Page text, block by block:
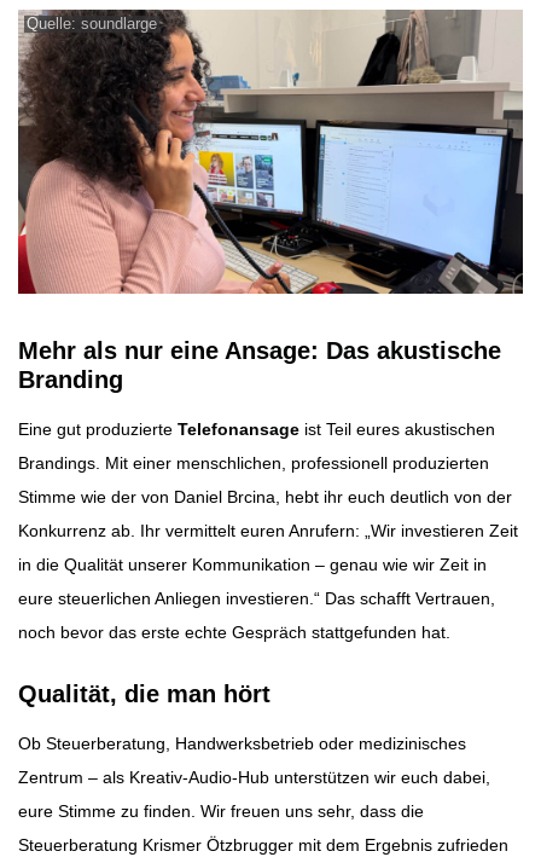
Quelle: soundlarge
Mehr als nur eine Ansage: Das akustische
Branding
Eine gut produzierte Telefonansage ist Teil eures akustischen
Brandings. Mit einer menschlichen, professionell produzierten
Stimme wie der von Daniel Brcina, hebt ihr euch deutlich von der
Konkurrenz ab. Ihr vermittelt euren Anrufern: „Wir investieren Zeit
in die Qualität unserer Kommunikation – genau wie wir Zeit in
eure steuerlichen Anliegen investieren.“ Das schafft Vertrauen,
noch bevor das erste echte Gespräch stattgefunden hat.
Qualität, die man hört
Ob Steuerberatung, Handwerksbetrieb oder medizinisches
Zentrum – als Kreativ-Audio-Hub unterstützen wir euch dabei,
eure Stimme zu finden. Wir freuen uns sehr, dass die
Steuerberatung Krismer Ötzbrugger mit dem Ergebnis zufrieden